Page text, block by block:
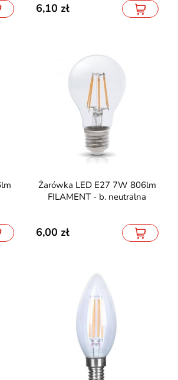
6,10
Żarówka LED E27 7W 806lm
FILAMENT - b. neutralna
6,00